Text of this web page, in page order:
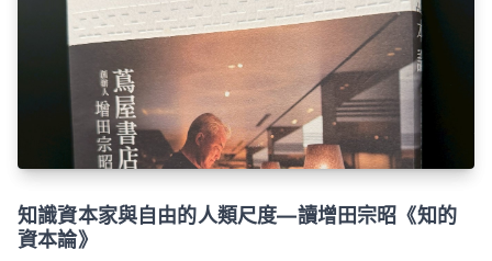
知識資本家與自由的人類尺度—讀增田宗昭《知的
資本論》